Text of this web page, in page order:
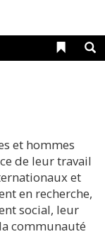
Liens
et hommes
de leur travail
et
en recherche,
social, leur
communauté